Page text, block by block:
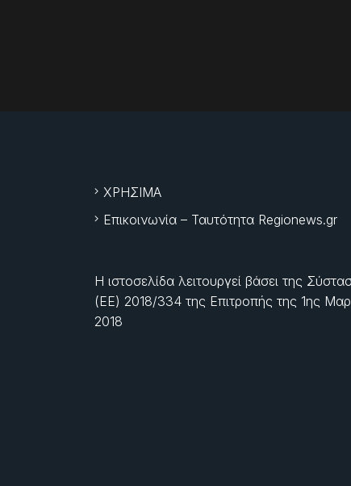
ΧΡΗΣΙΜΑ
Επικοινωνία – Ταυτότητα Regionews.gr
Η ιστοσελίδα λειτουργεί βάσει της
(ΕΕ) 2018/334 της Επιτροπής της 1ης
2018